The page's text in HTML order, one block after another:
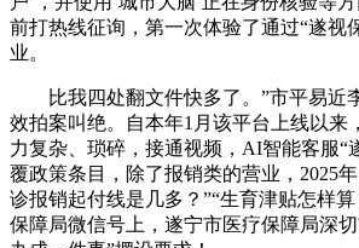
前打热线征询，第一次体验了通过“遂视
业。
比我四处翻文件快多了。”市平易近
效拍案叫绝。自本年1月该平台上线以来
力复杂、琐碎，接通视频，AI智能客服“
覆政策条目，除了报销类的营业，2025
诊报销起付线是几多？”“生育津贴怎样
保障局微信号上，遂宁市医疗保障局深